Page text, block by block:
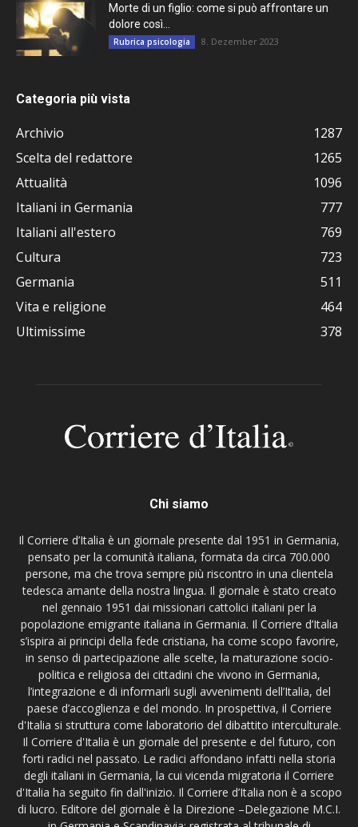
Morte di un figlio: come si può affrontare un
dolore così...
Rubrica psicologia 8. Dezember 2023
Categoria più vista
Archivio
1287
Scelta del redattore
1265
Attualità
1096
Italiani in Germania
777
Italiani all'estero
769
Cultura
723
Germania
511
Vita e religione
464
Ultimissime
378
Chi siamo
Il Corriere d’Italia è un giornale presente dal 1951 in Germania,
pensato per la comunità italiana, formata da circa 700.000
persone, ma che trova sempre più riscontro in una clientela
tedesca amante della nostra lingua. Il giornale è stato creato
nel gennaio 1951 dai missionari cattolici italiani per la
popolazione emigrante italiana in Germania. Il Corriere d’Italia
s’ispira ai principi della fede cristiana, ha come scopo favorire,
in senso di partecipazione alle scelte, la maturazione socio-
politica e religiosa dei cittadini che vivono in Germania,
l’integrazione e di informarli sugli avvenimenti dell’Italia, del
paese d’accoglienza e del mondo. In prospettiva, il Corriere
d'Italia si struttura come laboratorio del dibattito interculturale.
Il Corriere d'Italia è un giornale del presente e del futuro, con
forti radici nel passato. Le radici affondano infatti nella storia
degli italiani in Germania, la cui vicenda migratoria il Corriere
d'Italia ha seguito fin dall'inizio. Il Corriere d’Italia non è a scopo
di lucro. Editore del giornale è la Direzione –Delegazione M.C.I.